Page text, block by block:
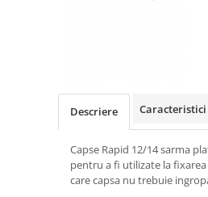
Etichete Aimo rotunde
Batoane silicon pluta
Batoane silicon piele intoarsa
Duze pentru pistoale de lipit
Clesti pentru nituri si popnituri
Nituri etansare Rapid
Geanta | Rucsac pentru scule
Instrumente recuperatoare
magnetice
Pompe aspirator fludor si accesorii
Descriere Caracteristici
Capse Rapid 12/14 sarma
pentru a fi utilizate la
care capsa nu trebuie